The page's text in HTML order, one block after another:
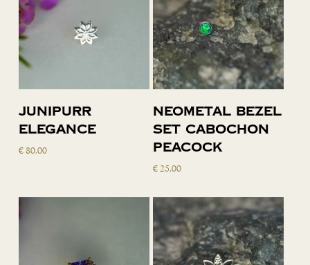
Toevoegen
aan
Junipurr
Elegance
€80,00
Toevoegen
aan
winkelwagen
Neometal bezel
set cabochon
peacock
€25,00